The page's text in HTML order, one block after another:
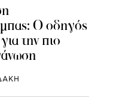
Ο οδηγός
την πιο